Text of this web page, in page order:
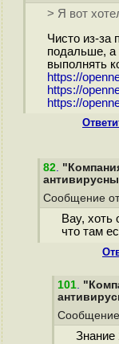
> Я вот
Чисто из-за
подальше, а
выполнять
https://
https://
https://
82.
Сообщение
Вау, хоть
что там
101.
Знание